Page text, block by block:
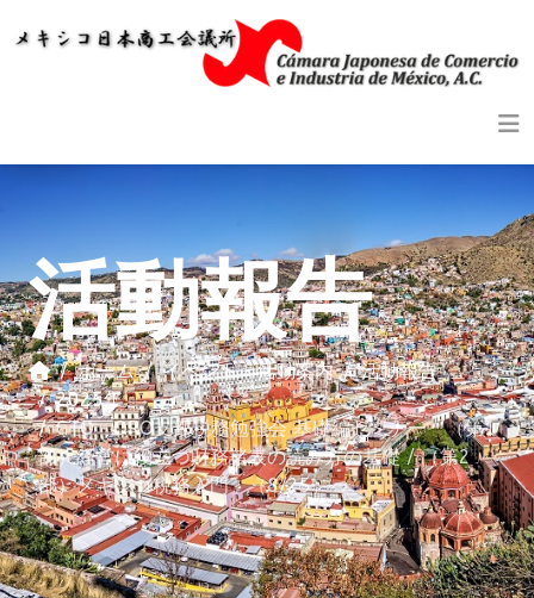
活動報告
ホーム イベント・活動案内
活動報告
2025年
GTO・QRO支部税務勉強会 基礎編セミナー「（第1
部）経営に役立つ財務諸表の読み方の基礎 / （第2
部）メキシコ税務入門」（8/25）